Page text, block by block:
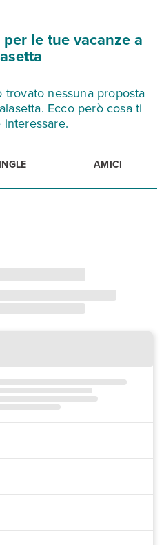
le tue vacanze a
trovato nessuna proposta
Ecco però cosa ti
AMICI